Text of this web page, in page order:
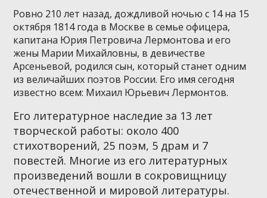
Ровно 210 лет назад, дождливой ночью с 14 на 15
октября 1814 года в Москве в семье офицера,
капитана Юрия Петровича Лермонтова и его
жены Марии Михайловны, в девичестве
Арсеньевой, родился сын, который станет одним
из величайших поэтов России. Его имя сегодня
известно всем: Михаил Юрьевич Лермонтов.
Его литературное наследие за 13 лет
творческой работы: около 400
стихотворений, 25 поэм, 5 драм и 7
повестей. Многие из его литературных
произведений вошли в сокровищницу
отечественной и мировой литературы.